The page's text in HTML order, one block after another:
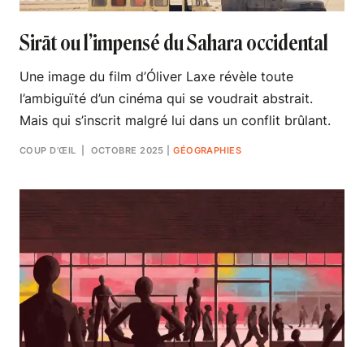
Sirāt ou l’impensé du Sahara occidental
Une image du film d’Óliver Laxe révèle toute
l’ambiguïté d’un cinéma qui se voudrait abstrait.
Mais qui s’inscrit malgré lui dans un conflit brûlant.
COUP D’ŒIL | OCTOBRE 2025 |GÉOGRAPHIES